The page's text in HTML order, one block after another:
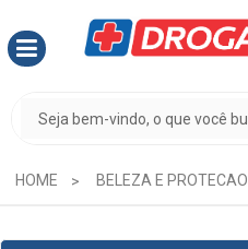
HOME BELEZA E PROTECAO